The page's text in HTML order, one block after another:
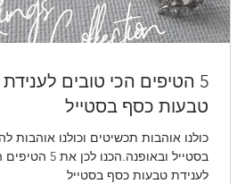
5 הטיפים הכי טובים לענידת
טבעות כסף בסטייל
כולנו אוהבות תכשיטים וכולנו אוהבות
בסטייל ובאופנה.הכנו
לענידת טבעות כסף בסטייל